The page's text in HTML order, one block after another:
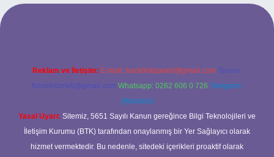
Reklam ve İletişim: E-mail: backlinkpaneli@gmail.com Teams:
forumhizmeti@gmail.com Whatsapp: 0262 606 0 726 Telegram:
@karabul
Yasal Uyarı: Sitemiz, 5651 Sayılı Kanun gereğince Bilgi Teknolojileri ve
İletişim Kurumu (BTK) tarafından onaylanmış bir Yer Sağlayıcı olarak
hizmet vermektedir. Bu nedenle, sitedeki içerikleri proaktif olarak